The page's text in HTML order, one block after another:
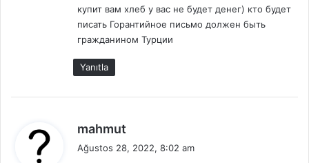
купит вам хлеб у вас не будет денег) кто будет
писать Горантийное письмо должен быть
гражданином Турции
Yanıtla
mahmut
Ağustos 28, 2022, 8:02 am